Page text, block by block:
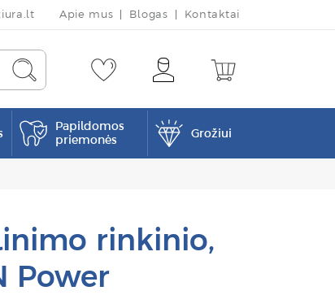
Apie mus Blogas Kontaktai
Papildomos
priemonės
Grožiui
rinkinio,
Power